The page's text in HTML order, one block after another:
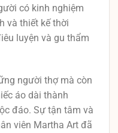
có kinh nghiệm
và thiết kế thời
luyện và gu thẩm
người thợ mà còn
áo dài thành
đáo. Sự tận tâm và
viên Martha Art đã